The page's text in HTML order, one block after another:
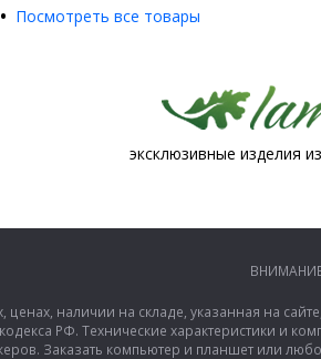
• Посмотреть все товары
эксклюзивные изделия
ценах, наличии на складе, указанная на
РФ. Технические характеристики и
Заказать компьютер и планшет или